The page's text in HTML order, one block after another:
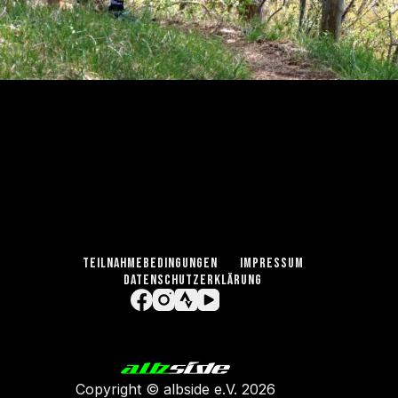
TEILNAHMEBEDINGUNGEN
IMPRESSUM
DATENSCHUTZERKLÄRUNG
Copyright © albside e.V. 2026